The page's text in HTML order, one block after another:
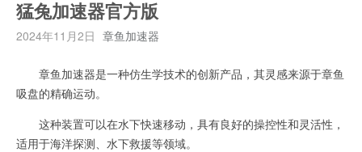
猛兔加速器官方版
2024年11月2日 章鱼加速器
章鱼加速器是一种仿生学技术的创新产品，其灵感来源于章鱼
吸盘的精确运动。
这种装置可以在水下快速移动，具有良好的操控性和灵活性，
适用于海洋探测、水下救援等领域。